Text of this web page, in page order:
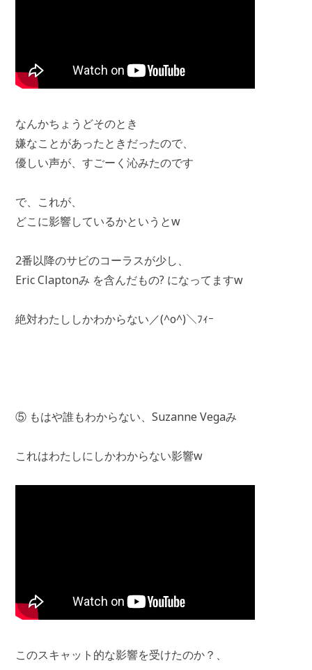
なんかちょうどそのとき
嫌なことがあったときだったので、
優しい声が、すごーく沁みたのです
で、これが、
どこに影響しているかというとw
2番以降のサビのコーラスが少し、
Eric Claptonみ を含んだもの? になってますw
絶対わたししかわからない／(^o^)＼ﾌｨｰ
⑤ もはや誰もわからない、Suzanne Vegaみ
これはわたしにしかわからない影響w
このスキャット的な影響を受けたのか？、